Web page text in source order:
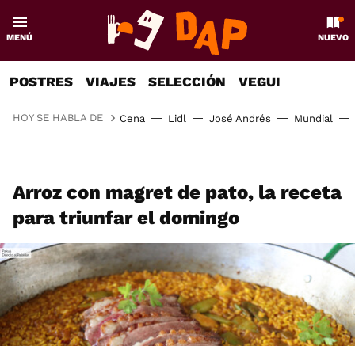
MENÚ NUEVO
POSTRES VIAJES SELECCIÓN VEGUI
HOY SE HABLA DE Cena Lidl José Andrés Mundial
Arroz con magret de pato, la receta
para triunfar el domingo